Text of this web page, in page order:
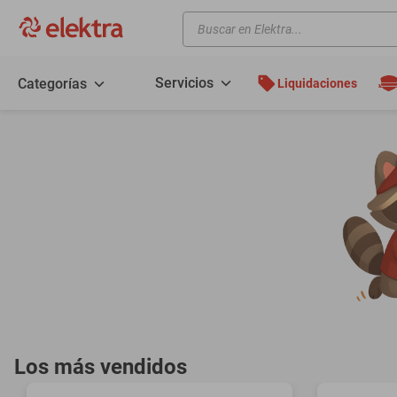
Buscar en Elektra...
Categorías Servicios Liquidaciones
Los más vendidos
motos